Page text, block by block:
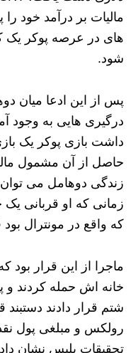
مالیات بر درآمد خود
های در عرصه پوکر
شود.
پس از این ادعا میان
درگیری هایی به وجود
داشت بازی پوکر یک
حاصل از آن مشمول
زمانی که او قربانی
که واقع در مونترال
ماجرا از این قرار بود
خانه اش حمله کردند
رولکس و مبلغی پول
تحقیقات پلیس نشان